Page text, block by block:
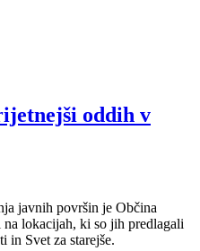
oddih v
javnih površin je Občina
na lokacijah, ki so jih predlagali
in Svet za starejše.